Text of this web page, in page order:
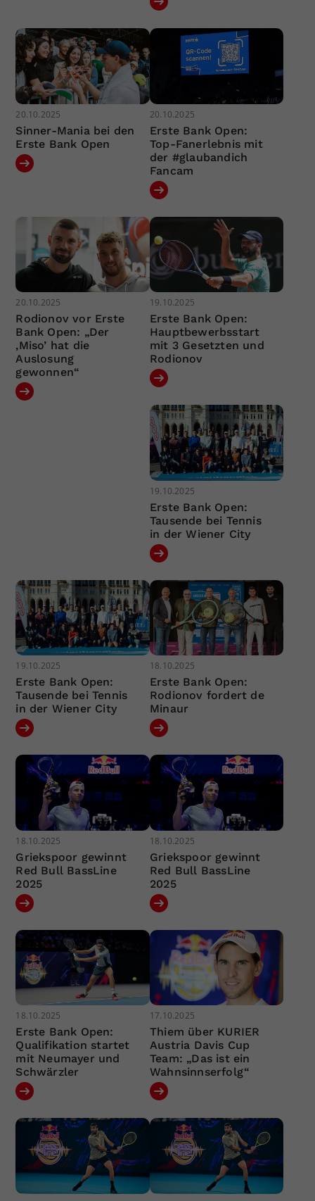
20.10.2025
Sinner-Mania bei den
Erste Bank Open
20.10.2025
Erste Bank Open:
Top-Fanerlebnis mit
der #glaubandich
Fancam
20.10.2025
Rodionov vor Erste
Bank Open: „Der
‚Miso’ hat die
Auslosung
gewonnen“
19.10.2025
Erste Bank Open:
Hauptbewerbsstart
mit 3 Gesetzten und
Rodionov
19.10.2025
Erste Bank Open:
Tausende bei Tennis
in der Wiener City
19.10.2025
Erste Bank Open:
Tausende bei Tennis
in der Wiener City
18.10.2025
Erste Bank Open:
Rodionov fordert de
Minaur
18.10.2025
Griekspoor gewinnt
Red Bull BassLine
2025
18.10.2025
Griekspoor gewinnt
Red Bull BassLine
2025
18.10.2025
Erste Bank Open:
Qualifikation startet
mit Neumayer und
Schwärzler
17.10.2025
Thiem über KURIER
Austria Davis Cup
Team: „Das ist ein
Wahnsinnserfolg“